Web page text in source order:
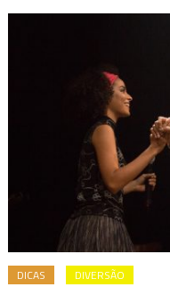
DICAS DIVERSÃO